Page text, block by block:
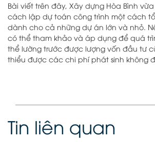
Bài viết trên đây, Xây dựng Hòa Bình
cách lập dự toán công trình một cách
dành cho cả những dự án lớn và nhỏ.
có thể tham khảo và áp dụng để quá
thể lường trước được lượng vốn đầu tư
thiểu được các chi phí phát sinh không
Tin liên quan